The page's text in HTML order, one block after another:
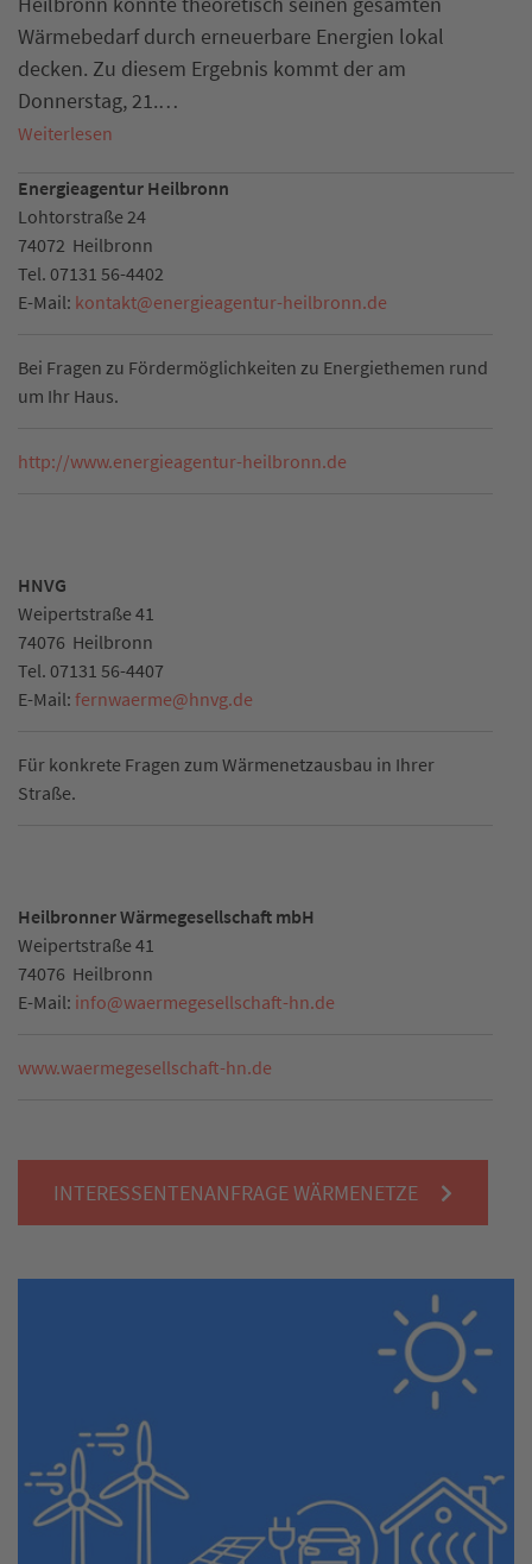
Wärmebedarf durch erneuerbare Energien lokal
decken. Zu diesem Ergebnis kommt der am
Donnerstag, 21.…
Weiterlesen
Energieagentur Heilbronn
Lohtorstraße 24
74072 Heilbronn
Tel. 07131 56-4402
E-Mail: kontakt@energieagentur-heilbronn.de
Bei Fragen zu Fördermöglichkeiten zu Energiethemen rund
um Ihr Haus.
http://www.energieagentur-heilbronn.de
HNVG
Weipertstraße 41
74076 Heilbronn
Tel. 07131 56-4407
E-Mail: fernwaerme@hnvg.de
Für konkrete Fragen zum Wärmenetzausbau in Ihrer
Straße.
Heilbronner Wärmegesellschaft mbH
Weipertstraße 41
74076 Heilbronn
E-Mail: info@waermegesellschaft-hn.de
www.waermegesellschaft-hn.de
INTERESSENTENANFRAGE WÄRMENETZE